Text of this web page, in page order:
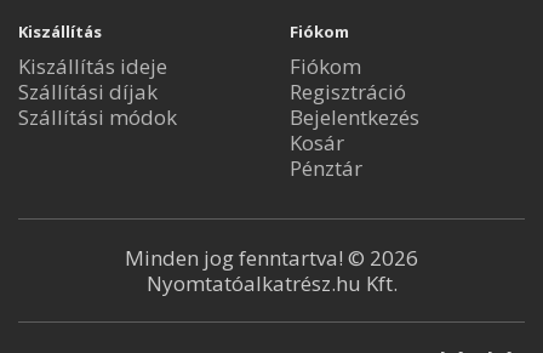
Kiszállítás
Kiszállítás ideje
Szállítási díjak
Szállítási módok
Fiókom
Fiókom
Regisztráció
Bejelentkezés
Kosár
Pénztár
Minden jog fenntartva! © 2026
Nyomtatóalkatrész.hu Kft.